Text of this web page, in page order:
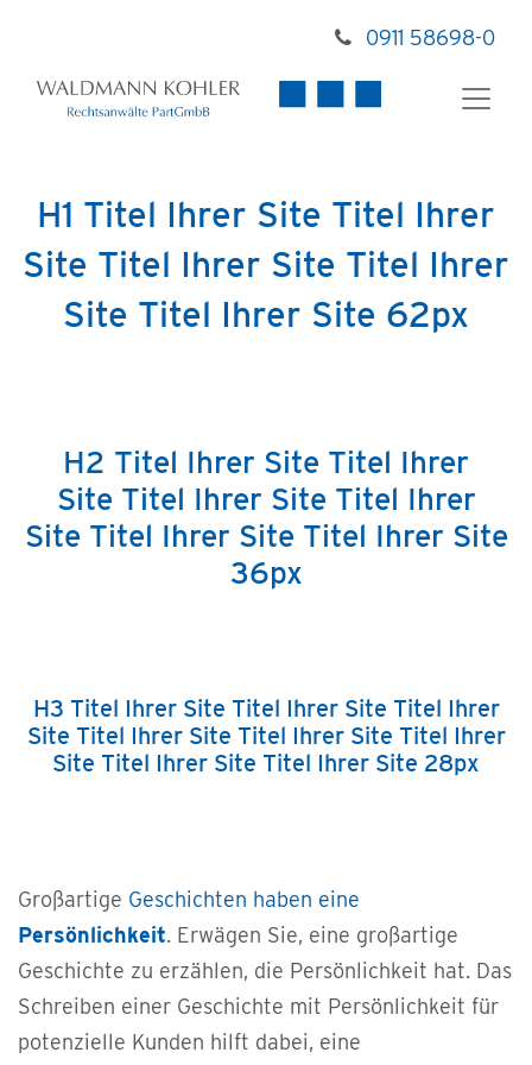
0911 58698-0
H1 Titel Ihrer Site Titel Ihrer
Site Titel Ihrer Site Titel Ihrer
Site Titel Ihrer Site 62px
H2 Titel Ihrer Site Titel Ihrer
Site Titel Ihrer Site Titel Ihrer
Site Titel Ihrer Site Titel Ihrer Site
36px
H3 Titel Ihrer Site Titel Ihrer Site Titel Ihrer
Site Titel Ihrer Site Titel Ihrer Site Titel Ihrer
Site Titel Ihrer Site Titel Ihrer Site 28px
Großartige Geschichten haben eine
Persönlichkeit. Erwägen Sie, eine großartige
Geschichte zu erzählen, die Persönlichkeit hat. Das
Schreiben einer Geschichte mit Persönlichkeit für
potenzielle Kunden hilft dabei, eine